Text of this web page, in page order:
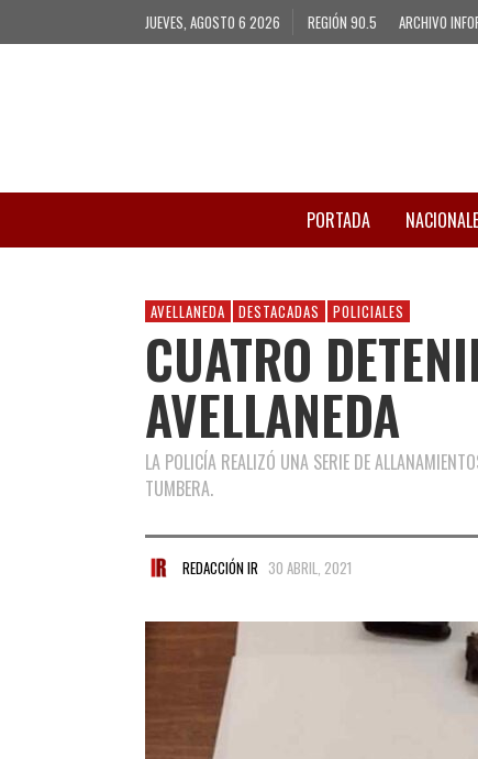
JUEVES, AGOSTO 6 2026 REGIÓN 90.5 ARCHIVO
PORTADA
AVELLANEDA DESTACADAS POLICIALES
CUATRO
AVELLANEDA
LA POLICÍA REALIZÓ UNA SERIE DE
TUMBERA.
REDACCIÓN IR 30 ABRIL, 2021